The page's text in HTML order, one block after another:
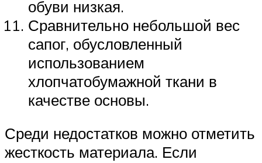
обуви низкая.
Сравнительно небольшой вес
сапог, обусловленный
использованием
хлопчатобумажной ткани в
качестве основы.
Среди недостатков можно отметить
жесткость материала. Если